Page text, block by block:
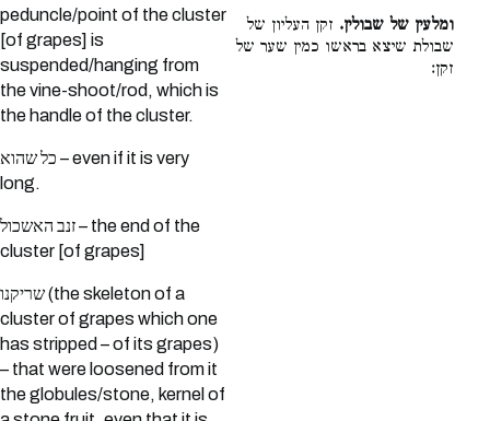
peduncle/point of the cluster
[of grapes] is
suspended/hanging from
the vine-shoot/rod, which is
the handle of the cluster.
כל שהוא – even if it is very
long.
זנב האשכול – the end of the
cluster [of grapes]
שריקנו (the skeleton of a
cluster of grapes which one
has stripped – of its grapes)
– that were loosened from it
the globules/stone, kernel of
ומלעין של שבולין. זקן העליון של
שבולת שיצא בראשו כמין שער של
זקן: